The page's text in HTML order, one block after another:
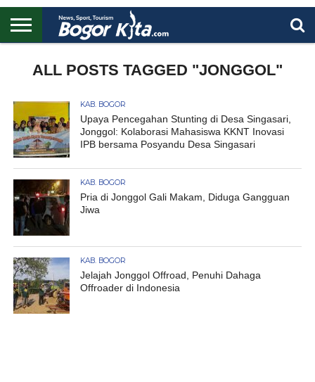
UTAMA
ALL POSTS TAGGED "JONGGOL"
KAB. BOGOR
Upaya Pencegahan Stunting di Desa Singasari,
Jonggol: Kolaborasi Mahasiswa KKNT Inovasi
IPB bersama Posyandu Desa Singasari
KAB. BOGOR
Pria di Jonggol Gali Makam, Diduga Gangguan
Jiwa
KAB. BOGOR
Jelajah Jonggol Offroad, Penuhi Dahaga
Offroader di Indonesia